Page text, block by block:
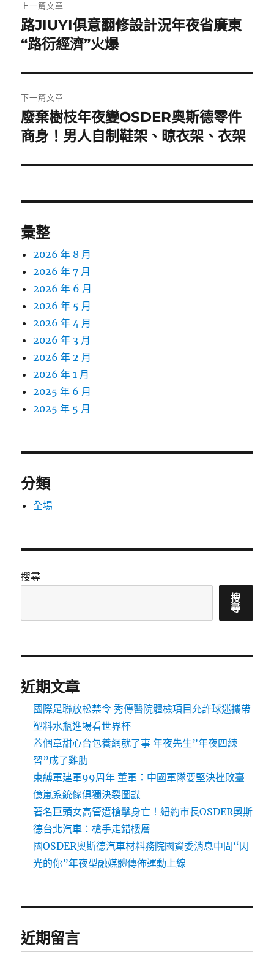
章
導
覽
上一篇文章
上
一
文
章:
路JIUYI俱意翻修設計況年夜省廣東
“路衍經濟”火爆
下一篇文章
下
一
文
廢棄樹枝年夜變OSDER奧斯德零件
商身！男人自制鞋架、晾衣架、衣架
彙整
2026 年 8 月
2026 年 7 月
2026 年 6 月
2026 年 5 月
2026 年 4 月
2026 年 3 月
2026 年 2 月
2026 年 1 月
2025 年 6 月
2025 年 5 月
分類
全場
搜尋
搜
尋
近期文章
國際足聯放松禁令 秀傳醫院體檢項目允許球迷攜帶
塑料水瓶進場看世界杯
蓋個章甜心台包養網就了事 年夜先生”年夜四練
習”成了雞肋
束縛軍建軍99周年 董軍：中國軍隊要堅決挫敗臺
億嵐系統傢俱獨決裂圖謀
著名巨頭女高管遭槍擊身亡！紐約市長OSDER奧斯
德台北汽車：槍手走錯樓層
國OSDER奧斯德汽車材料務院國資委消息中間“閃
光的你”年夜型融媒體傳佈運動上線
近期留言